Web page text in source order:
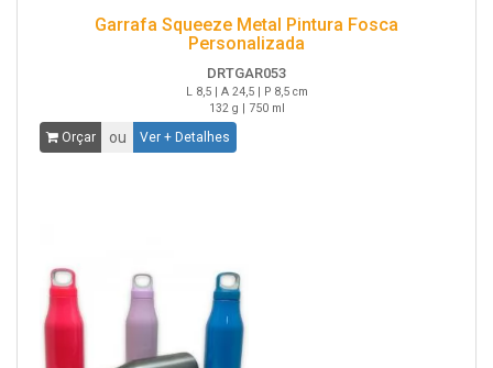
Garrafa Squeeze Metal Pintura Fosca
Personalizada
DRTGAR053
L 8,5 | A 24,5 | P 8,5 cm
132 g | 750 ml
Orçar ou Ver + Detalhes